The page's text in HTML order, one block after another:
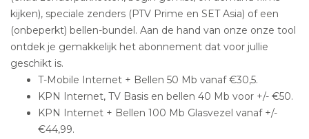
kijken), speciale zenders (PTV Prime en SET Asia) of een
(onbeperkt) bellen-bundel. Aan de hand van onze onze tool
ontdek je gemakkelijk het abonnement dat voor jullie
geschikt is.
T-Mobile Internet + Bellen 50 Mb vanaf €30,5.
KPN Internet, TV Basis en bellen 40 Mb voor +/- €50.
KPN Internet + Bellen 100 Mb Glasvezel vanaf +/-
€44,99.